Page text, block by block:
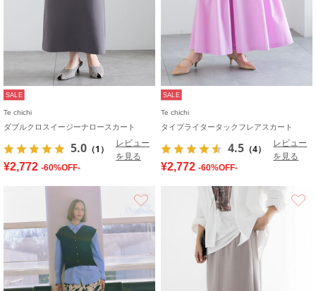
SALE
Te chichi
ダブルクロスイージーナロースカート
5.0 （1）
レビュー
を見る
¥2,772 -60%OFF-
SALE
Te chichi
タイプライタータックフレアスカート
4.5 （4）
レビュー
を見る
¥2,772 -60%OFF-